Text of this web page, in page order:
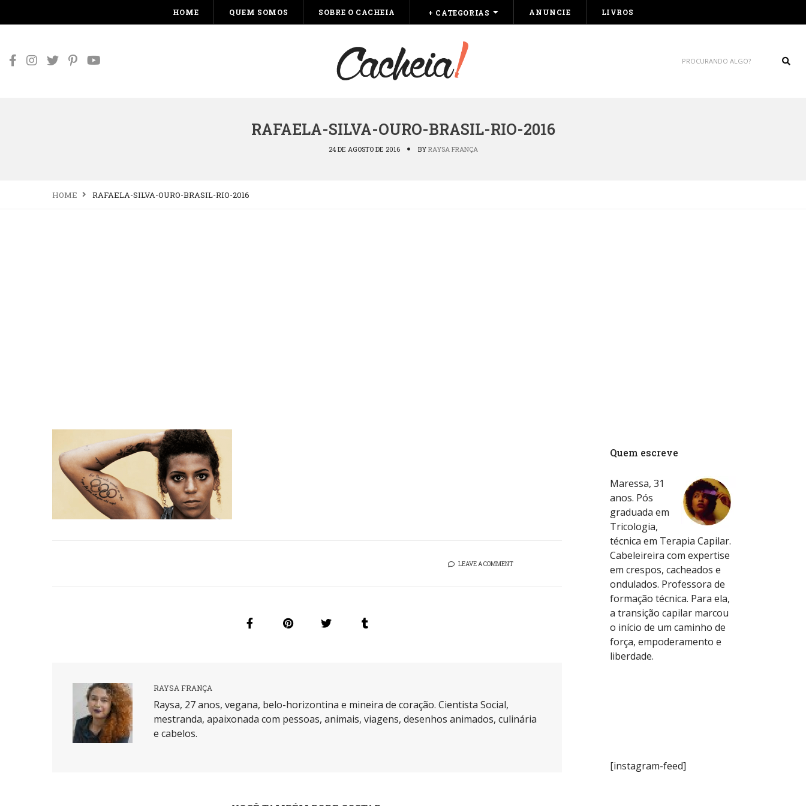
HOME QUEM SOMOS SOBRE O CACHEIA + CATEGORIAS ANUNCIE LIVROS
RAFAELA-SILVA-OURO-BRASIL-RIO-2016
24 DE AGOSTO DE 2016 BY RAYSA FRANÇA
HOME RAFAELA-SILVA-OURO-BRASIL-RIO-2016
LEAVE A COMMENT
RAYSA FRANÇA
Raysa, 27 anos, vegana, belo-horizontina e mineira de coração. Cientista Social,
mestranda, apaixonada com pessoas, animais, viagens, desenhos animados, culinária
e cabelos.
Quem escreve
Maressa, 31
anos. Pós
graduada em
Tricologia,
técnica em Terapia Capilar.
Cabeleireira com expertise
em crespos, cacheados e
ondulados. Professora de
formação técnica. Para ela,
a transição capilar marcou
o início de um caminho de
força, empoderamento e
liberdade.
[instagram-feed]